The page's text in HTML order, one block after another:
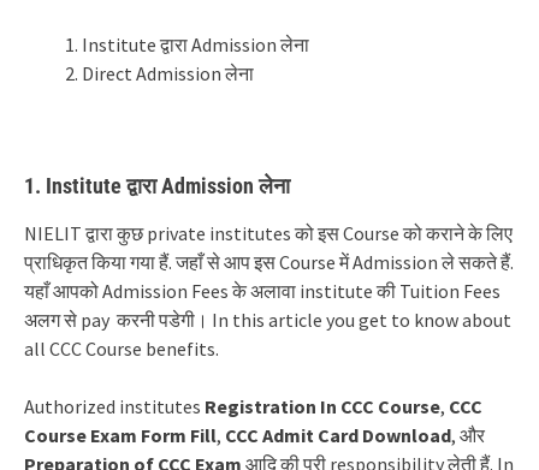
Institute द्वारा Admission लेना
Direct Admission लेना
1. Instituteद्वाराAdmissionलेना
NIELIT द्वारा कुछ private institutes को इस Course को कराने के लिए
प्राधिकृत किया गया हैं. जहाँ से आप इस Course में Admission ले सकते हैं.
यहाँ आपको Admission Fees के अलावा institute की Tuition Fees
अलग से pay करनी पडेगी। In this article you get to know about
all CCC Course benefits.
Authorized institutes Registration In CCC Course, CCC
Course Exam Form Fill, CCC Admit Card Download, और
Preparation of CCC Exam आदि की पूरी responsibility लेती हैं. In